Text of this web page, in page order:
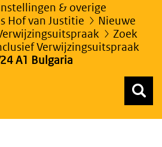
& overige
Hof van Justitie
Nieuwe
Zoek
Verwijzingsuitspraak
A1 Bulgaria